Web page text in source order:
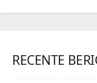
RECENTE